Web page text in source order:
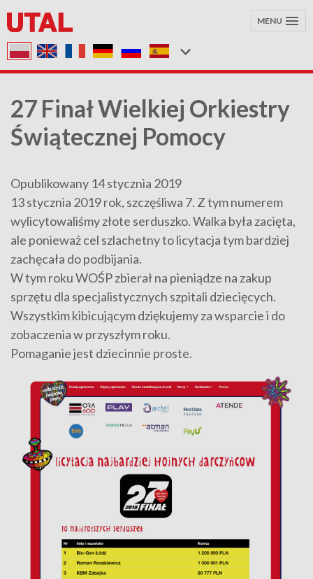
MENU
27 Finał Wielkiej Orkiestry
Świątecznej Pomocy
Opublikowany 14 stycznia 2019
13 stycznia 2019 rok, szczęśliwa 7. Z tym numerem
wylicytowaliśmy złote serduszko. Walka była zacięta,
ale ponieważ cel szlachetny to licytacja tym bardziej
zachęcała do podbijania.
W tym roku WOŚP zbierał na pieniądze na zakup
sprzętu dla specjalistycznych szpitali dziecięcych.
Wszystkim kibicującym dziękujemy za wsparcie i do
zobaczenia w przyszłym roku.
Pomaganie jest dziecinnie proste.